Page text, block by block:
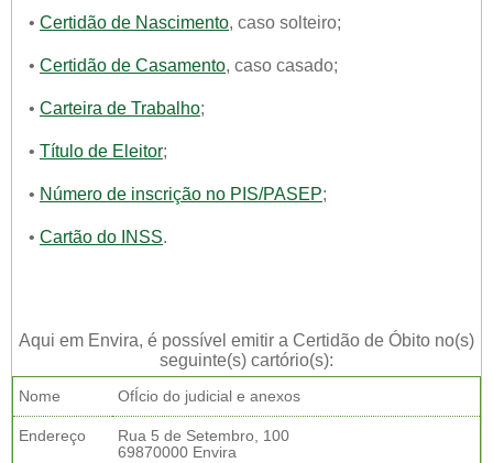
• Certidão de Nascimento, caso solteiro;
• Certidão de Casamento, caso casado;
• Carteira de Trabalho;
• Título de Eleitor;
• Número de inscrição no PIS/PASEP;
• Cartão do INSS.
Aqui em Envira, é possível emitir a Certidão de Óbito no(s)
seguinte(s) cartório(s):
Nome OfÍcio do judicial e anexos
Endereço
Rua 5 de Setembro, 100
69870000 Envira